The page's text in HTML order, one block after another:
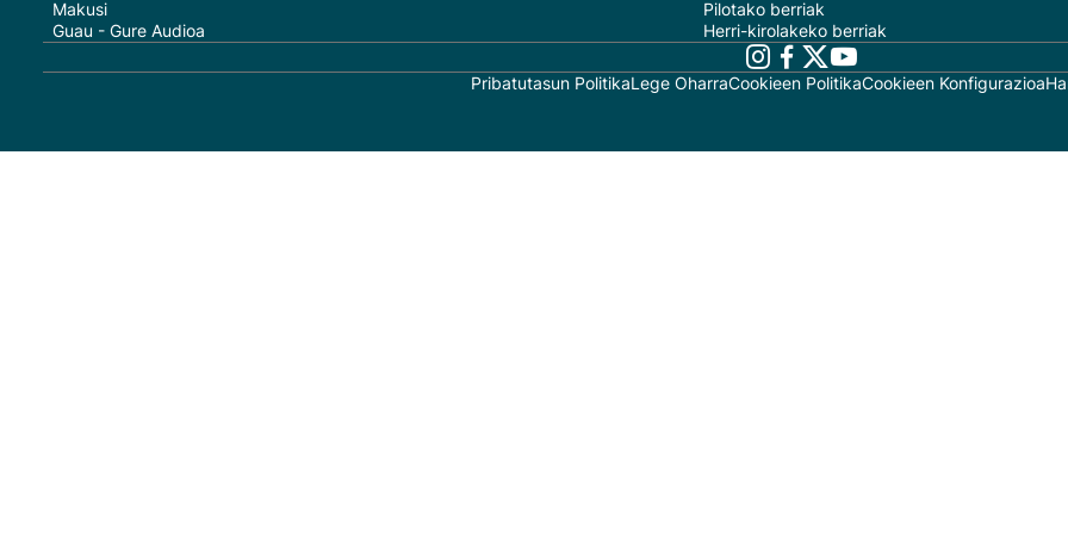
Makusi
Guau - Gure Audioa
Pilotako berriak
Herri-kirolakeko berriak
Pribatutasun PolitikaLege OharraCookieen PolitikaCookieen Konfigurazioa